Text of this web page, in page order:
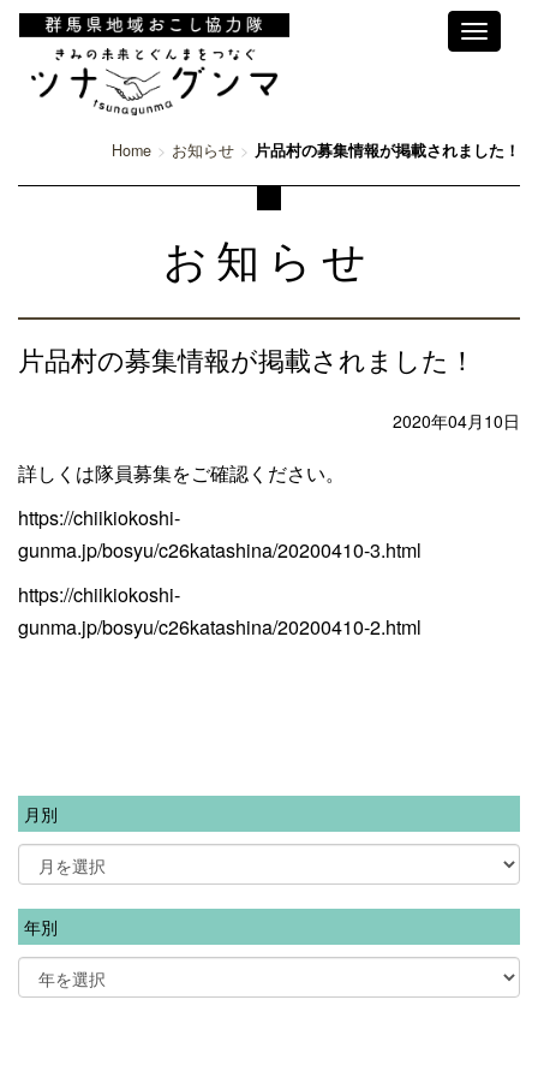
Toggle
Home お知らせ 片品村の募集情報が掲載されました！
お知らせ
片品村の募集情報が掲載されました！
2020年04月10日
詳しくは隊員募集をご確認ください。
https://chiikiokoshi-
gunma.jp/bosyu/c26katashina/20200410-3.html
https://chiikiokoshi-
gunma.jp/bosyu/c26katashina/20200410-2.html
月別
年別